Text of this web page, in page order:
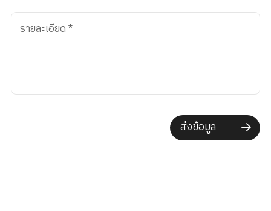
รายละเอียด*
ส่งข้อมูล